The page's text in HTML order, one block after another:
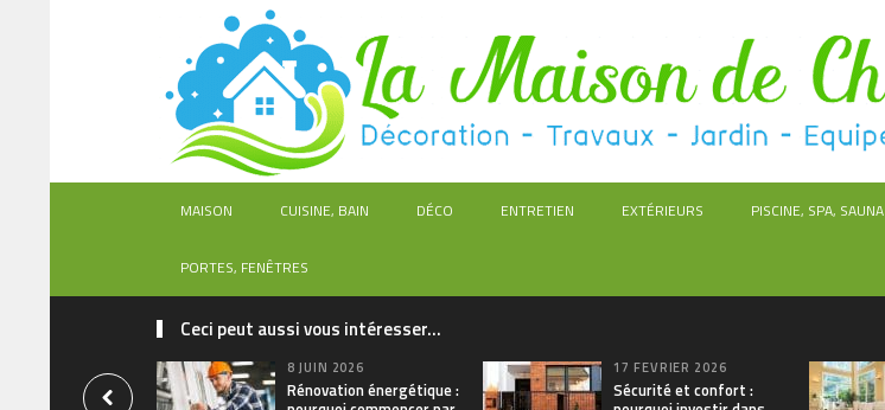
MAISON CUISINE, BAIN DÉCO ENTRETIEN EXTÉRIEURS PISCINE, SPA, SAUNA
PORTES, FENÊTRES
Ceci peut aussi vous intéresser...
8 JUIN 2026
Rénovation énergétique :
17 FÉVRIER 2026
Sécurité et confort :